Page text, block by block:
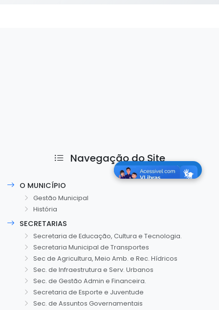
Navegação do Site
O MUNICÍPIO
Gestão Municipal
História
SECRETARIAS
Secretaria de Educação, Cultura e Tecnologia.
Secretaria Municipal de Transportes
Sec de Agricultura, Meio Amb. e Rec. Hídricos
Sec. de Infraestrutura e Serv. Urbanos
Sec. de Gestão Admin e Financeira.
Secretaria de Esporte e Juventude
Sec. de Assuntos Governamentais